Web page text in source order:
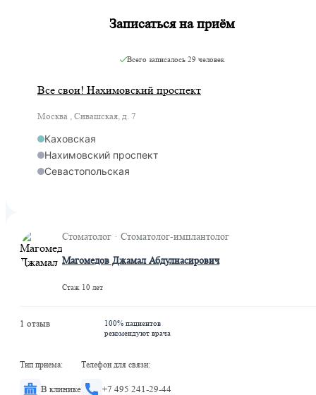
Записаться на приём
Всего записалось 29 человек
Все свои! Нахимовский проспект
Москва , Сивашская, д. 7
Каховская
Нахимовский проспект
Севастопольская
Стоматолог · Стоматолог-имплантолог
Магомедов Джамал Абдулнасирович
Стаж 10 лет
1 отзыв
100% пациентов
рекомендуют врача
Тип приема:
В клинике
Телефон для связи:
+7 495 241-29-44